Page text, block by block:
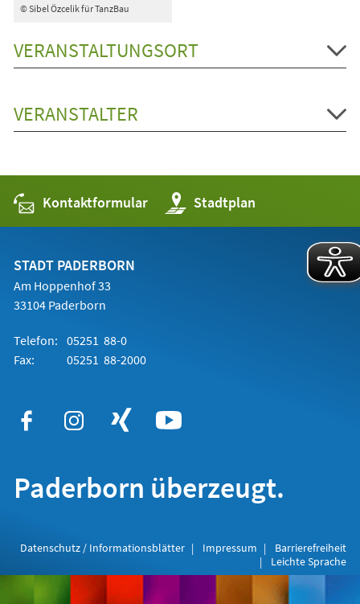
© Sibel Özcelik für TanzBau
VERANSTALTUNGSORT
VERANSTALTER
Kontaktformular Stadtplan
(Öffnet
in
einem
STADT PADERBORN
Am Hoppenhof 33
33104 Paderborn
Telefon: 05251 88-0
Fax:
05251 88-2000
Paderborn überzeugt.
Datenschutz / Informationsblätter Impressum
Barrierefreiheit
Leichte Sprache